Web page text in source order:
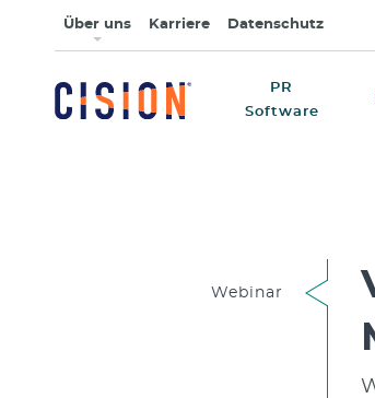
Über uns Karriere Datenschutz
PR
Software
Webinar